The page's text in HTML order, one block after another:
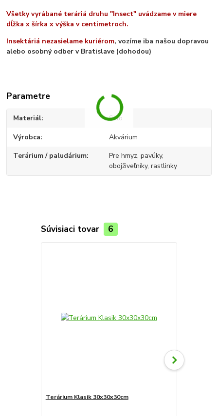
Všetky vyrábané teráriá druhu "Insect" uvádzame v miere
dĺžka x šírka x výška v centimetroch.
Insektáriá nezasielame kuriérom, vozíme iba našou dopravou
alebo osobný odber v Bratislave (dohodou)
Parametre
Materiál Sklo
Výrobca Akvárium
Terárium / paludárium
Pre hmyz, pavúky,
obojživeľníky, rastlinky
Súvisiaci tovar 6
Terárium Klasik 30x30x30cm